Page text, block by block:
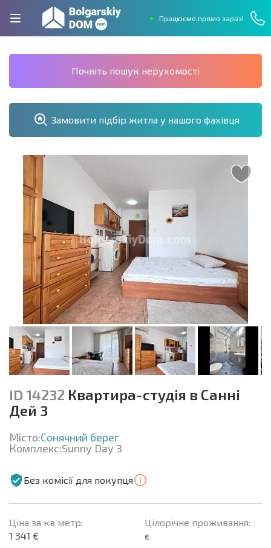
Працюємо прямо зараз!
Почніть пошук нерухомості
Замовити підбір житла у нашого фахівця
ID 14232 Квартира-студія в Санні
Дей 3
Місто:Сонячний берег
Комплекс:Sunny Day 3
Без комісії для покупця
Ціна за кв метр:
1 341 €
Цілорічне проживання:
є